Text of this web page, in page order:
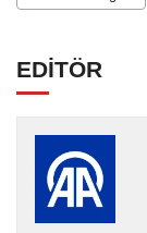
EDİTÖR